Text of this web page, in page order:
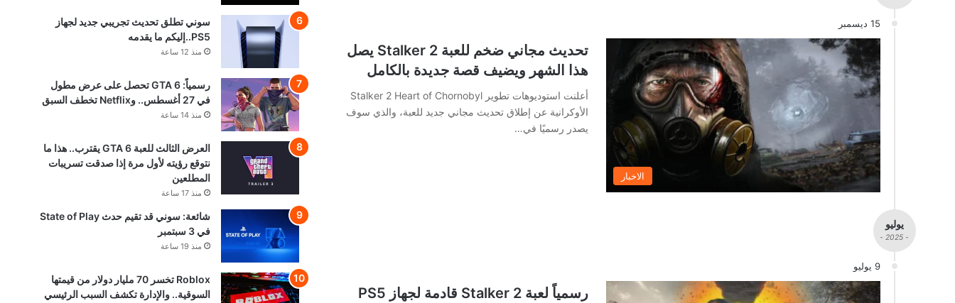
15 ديسمبر
الاخبار
تحديث مجاني ضخم للعبة Stalker 2 يصل
هذا الشهر ويضيف قصة جديدة بالكامل
أعلنت استوديوهات تطوير Stalker 2 Heart of Chornobyl
الأوكرانية عن إطلاق تحديث مجاني جديد للعبة، والذي سوف
يصدر رسميًا في…
يوليو
- 2025 -
9 يوليو
رسمياً لعبة Stalker 2 قادمة لجهاز PS5
سوني تطلق تحديث تجريبي جديد لجهاز
PS5..إليكم ما يقدمه
منذ 12 ساعة
رسمياً: GTA 6 تحصل على عرض مطول
في 27 أغسطس.. وNetflix تخطف السبق
منذ 14 ساعة
العرض الثالث للعبة GTA 6 يقترب.. هذا ما
نتوقع رؤيته لأول مرة إذا صدقت تسريبات
المطلعين
منذ 17 ساعة
شائعة: سوني قد تقيم حدث State of Play
في 3 سبتمبر
منذ 19 ساعة
Roblox تخسر 70 مليار دولار من قيمتها
السوقية.. والإدارة تكشف السبب الرئيسي